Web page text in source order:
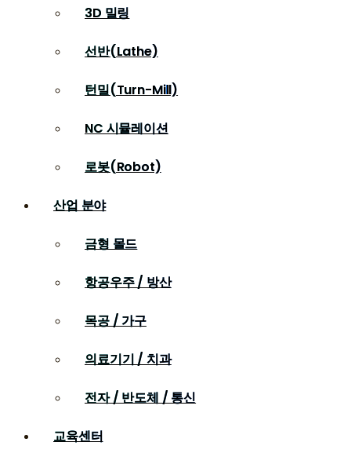
3D 밀링
선반(Lathe)
턴밀(Turn-Mill)
NC 시뮬레이션
로봇(Robot)
산업 분야
금형 몰드
항공우주 / 방산
목공 / 가구
의료기기 / 치과
전자 / 반도체 / 통신
교육센터